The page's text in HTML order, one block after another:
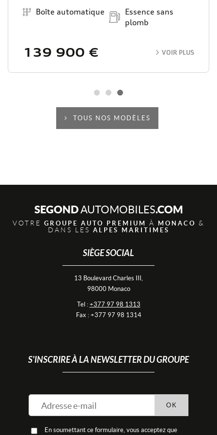
Boîte de vitesse
Boîte automatique
Carburant
Essence sans
plomb
139 900 € VOIR PLUS
TOUS NOS MODÈLES
SEGONDAUTOMOBILES.COM
VOTRE GROUPE AUTO PREMIUM À MONACO &
DANS LES ALPES MARITIMES
SIÈGE SOCIAL
13 Boulevard Charles III,
98000 Monaco
Tel : +377 97 98 1313
Fax : +377 97 98 1314
S'INSCRIRE À LA NEWSLETTER DU GROUPE
En soumettant ce formulaire, vous acceptez que
OK